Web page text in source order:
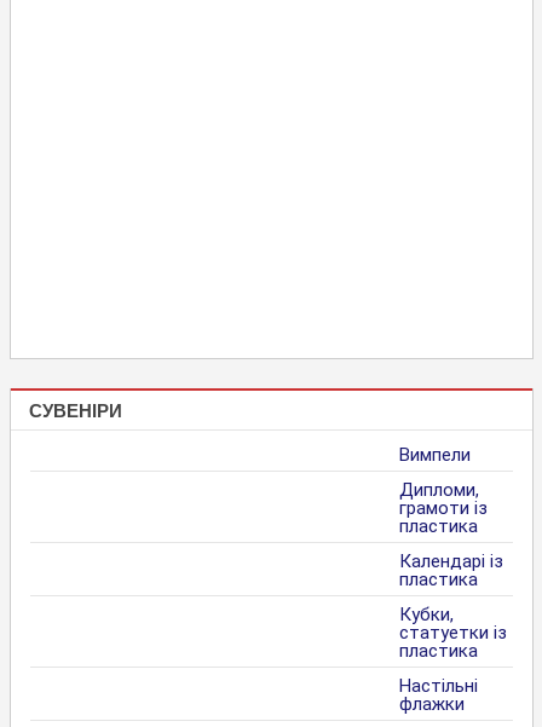
СУВЕНІРИ
Вимпели
Дипломи,
грамоти із
пластика
Календарі із
пластика
Кубки,
статуетки із
пластика
Настільні
флажки